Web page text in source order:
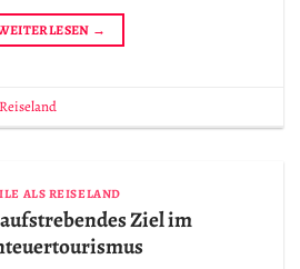
→
ALS REISELAND
Ziel im